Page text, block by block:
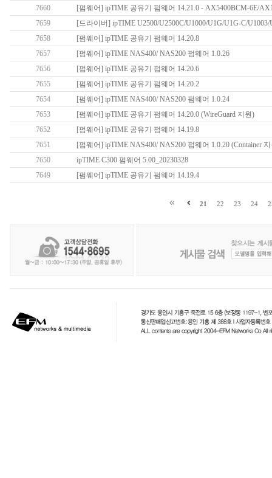
7660
[펌웨어] ipTIME 공유기 펌웨어 14.21.0 - AX5400BCM-6E/
7659
[드라이버] ipTIME U2500/U2500C/U1000/U1G/U1G-C/
7658
[펌웨어] ipTIME 공유기 펌웨어 14.20.8
7657
[펌웨어] ipTIME NAS400/ NAS200 펌웨어 1.0.26
7656
[펌웨어] ipTIME 공유기 펌웨어 14.20.6
7655
[펌웨어] ipTIME 공유기 펌웨어 14.20.2
7654
[펌웨어] ipTIME NAS400/ NAS200 펌웨어 1.0.24
7653
[펌웨어] ipTIME 공유기 펌웨어 14.20.0 (WireGuard 지원)
7652
[펌웨어] ipTIME 공유기 펌웨어 14.19.8
7651
[펌웨어] ipTIME NAS400/ NAS200 펌웨어 1.0.20 (Container
7650
ipTIME C300 펌웨어 5.00_20230328
7649
[펌웨어] ipTIME 공유기 펌웨어 14.19.4
21 22 23 24